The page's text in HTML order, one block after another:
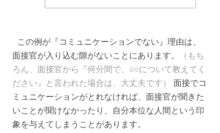
この例が『コミュニケーションでない』理由は、
面接官が入り込む隙がないことにあります。
（もち
ろん、面接官から『何分間で、○○について教えてく
ださい』と言われた場合は、大丈夫です）
面接でコ
ミュニケーションがとれなければ、面接官が聞きた
いことが聞けなかったり、自分本位な人間という印
象を与えてしまうことがあります。